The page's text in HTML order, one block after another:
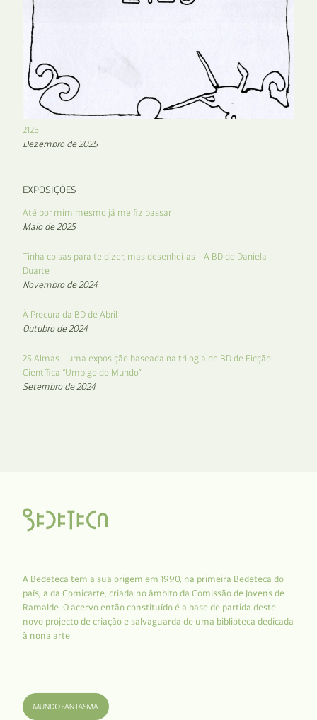
2125
Dezembro de 2025
EXPOSIÇÕES
Até por mim mesmo já me fiz passar
Maio de 2025
Tinha coisas para te dizer, mas desenhei-as – A BD de Daniela
Duarte
Novembro de 2024
À Procura da BD de Abril
Outubro de 2024
25 Almas – uma exposição baseada na trilogia de BD de Ficção
Científica “Umbigo do Mundo”
Setembro de 2024
A Bedeteca tem a sua origem em 1990, na primeira Bedeteca do
país, a da Comicarte, criada no âmbito da Comissão de Jovens de
Ramalde. O acervo então constituído é a base de partida deste
novo projecto de criação e salvaguarda de uma biblioteca dedicada
à nona arte.